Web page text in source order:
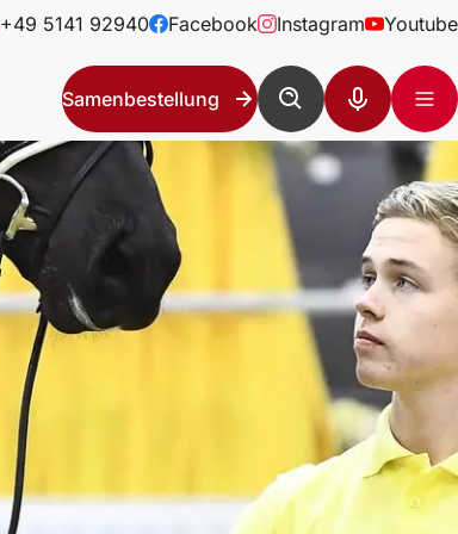
+49 5141 92940 Facebook Instagram Youtube
Samenbestellung